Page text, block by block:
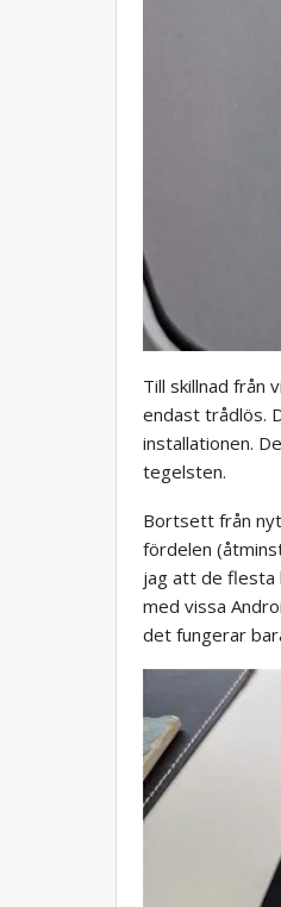
Till skillnad från
endast trådlös.
installationen.
tegelsten.
Bortsett från
fördelen
jag att de flesta
med vissa
det fungerar